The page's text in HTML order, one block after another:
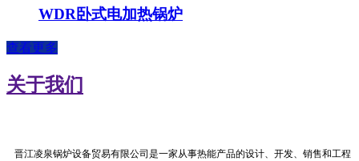
WDR卧式电加热锅炉
查看更多
关于我们
晋江凌泉锅炉设备贸易有限公司是一家从事热能产品的设计、开发、销售和工程